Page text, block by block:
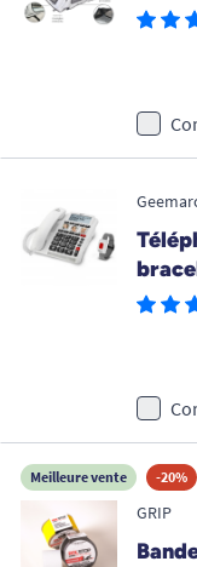
Meilleure vente -20%
GRIP